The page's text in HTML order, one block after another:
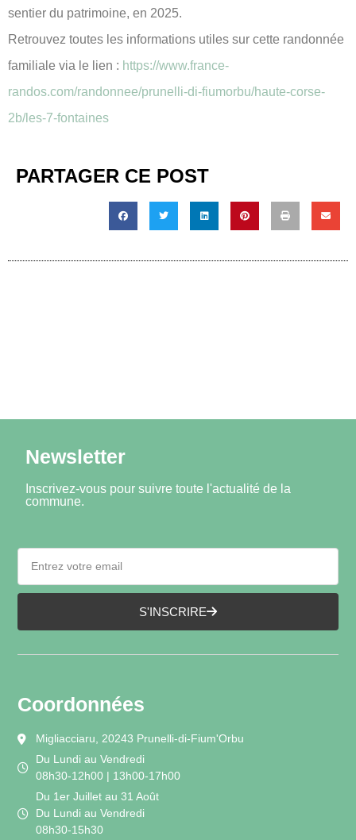
sentier du patrimoine, en 2025.
Retrouvez toutes les informations utiles sur cette randonnée
familiale via le lien : https://www.france-
randos.com/randonnee/prunelli-di-fiumorbu/haute-corse-
2b/les-7-fontaines
PARTAGER CE POST
Newsletter
Inscrivez-vous pour suivre toute l'actualité de la
commune.
S'INSCRIRE
Coordonnées
Migliacciaru, 20243 Prunelli-di-Fium'Orbu
Du Lundi au Vendredi
08h30-12h00 | 13h00-17h00
Du 1er Juillet au 31 Août
Du Lundi au Vendredi
08h30-15h30